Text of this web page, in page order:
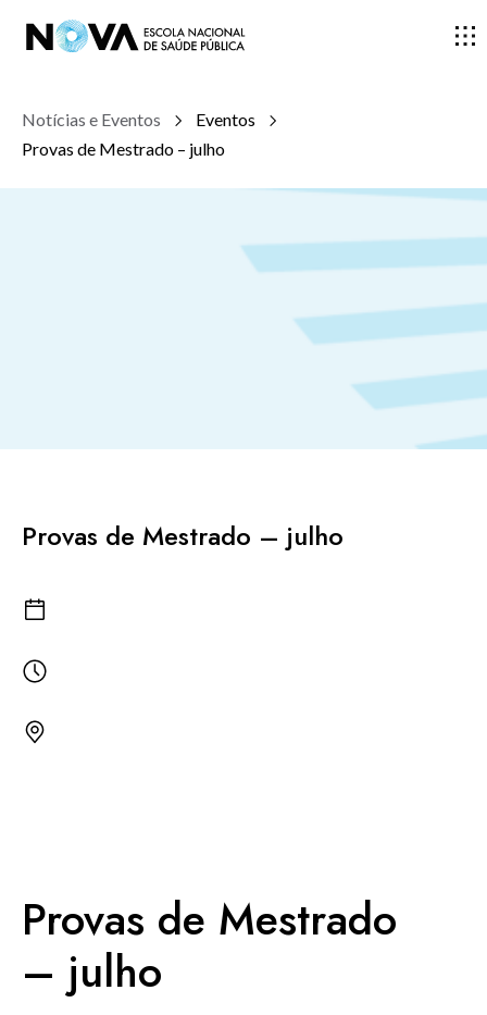
ESCOLA
CENTROS COLABORADORES OMS
Notícias e Eventos
Eventos
Provas de Mestrado – julho
Provas de Mestrado – julho
Provas de Mestrado
– julho